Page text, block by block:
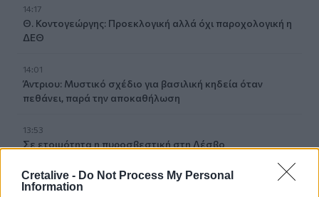
Cretalive - Do Not Process My Personal
Information
14:17
Θ. Κοντογεώργης: Προεκλογική αλλά όχι παροχολογική η
ΔΕΘ
14:01
Άντριου: Μυστικό σχέδιο για βασιλική κηδεία όταν
πεθάνει, παρά την αποκαθήλωση
13:53
Σε ετοιμότητα η πυροσβεστική στη Λέσβο
13:45
Κρήτη: Και την Δευτέρα (10/08) πολύ υψηλός ο κίνδυνος